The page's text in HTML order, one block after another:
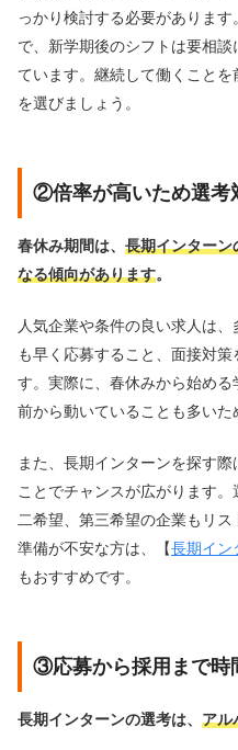
っかり検討する必要がありま
で、新学期後のシフトは要相
ています。継続して働くこと
を選びましょう。
②倍率が高いため選考
春休み期間は、 長期インターン
なる傾向があります。
人気企業や条件の良い求人は
も早く応募すること、面接対
す。実際に、春休みから始め
前から動いていることも多いた
また、長期インターンを探す
ことでチャンスが広がります
二希望、第三希望の企業もリ
準備が不安な方は、【長期イン
もおすすめです。
③応募から採用まで時
長期インターンの選考は、 アル